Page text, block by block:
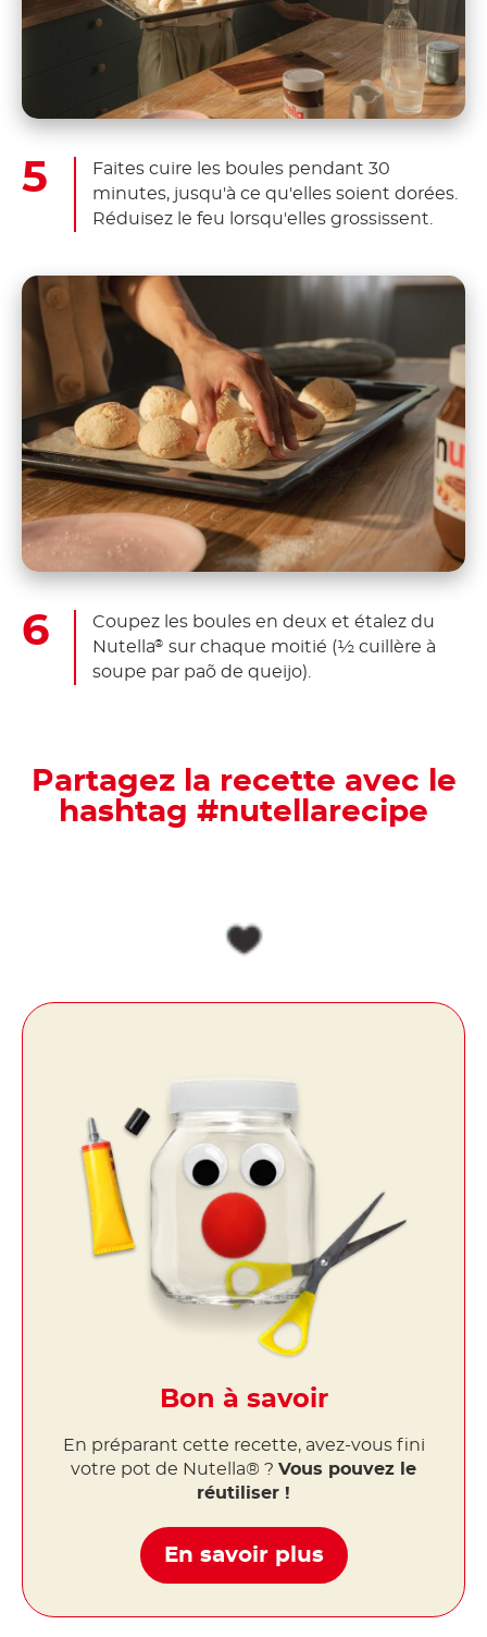
Faites cuire les boules pendant 30
minutes, jusqu'à ce qu'elles soient dorées.
Réduisez le feu lorsqu'elles grossissent.
Coupez les boules en deux et étalez du
Nutella® sur chaque moitié (½ cuillère à
soupe par paõ de queijo).
Partagez la recette avec le
hashtag #nutellarecipe
Bon à savoir
En préparant cette recette, avez-vous fini
votre pot de Nutella® ? Vous pouvez le
réutiliser !
En savoir plus